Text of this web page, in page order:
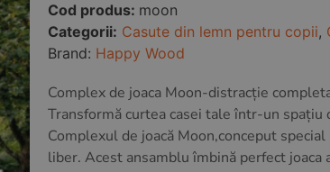
Cod produs: moon
Categorii: Casute din lemn pentru copii,
Brand: Happy Wood
Complex de joaca Moon-distracție
Transformă curtea casei tale într-un spațiu
Complexul de joacă Moon,conceput
liber. Acest ansamblu îmbină perfect joaca